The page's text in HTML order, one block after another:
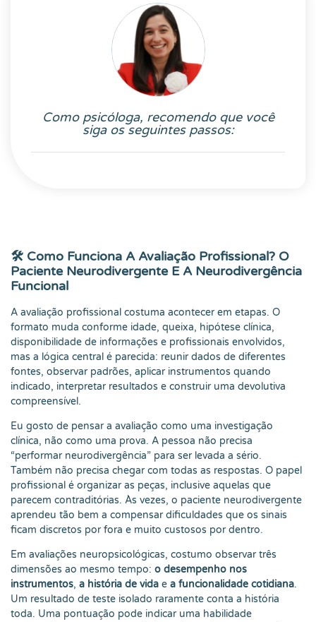
Como psicóloga, recomendo que você
siga os seguintes passos:
🛠️ Como Funciona A Avaliação Profissional? O
Paciente Neurodivergente E A Neurodivergência
Funcional
A avaliação profissional costuma acontecer em etapas. O
formato muda conforme idade, queixa, hipótese clínica,
disponibilidade de informações e profissionais envolvidos,
mas a lógica central é parecida: reunir dados de diferentes
fontes, observar padrões, aplicar instrumentos quando
indicado, interpretar resultados e construir uma devolutiva
compreensível.
Eu gosto de pensar a avaliação como uma investigação
clínica, não como uma prova. A pessoa não precisa
“performar neurodivergência” para ser levada a sério.
Também não precisa chegar com todas as respostas. O papel
profissional é organizar as peças, inclusive aquelas que
parecem contraditórias. Às vezes, o paciente neurodivergente
aprendeu tão bem a compensar dificuldades que os sinais
ficam discretos por fora e muito custosos por dentro.
Em avaliações neuropsicológicas, costumo observar três
dimensões ao mesmo tempo: o desempenho nos
instrumentos, a história de vida e a funcionalidade cotidiana.
Um resultado de teste isolado raramente conta a história
toda. Uma pontuação pode indicar uma habilidade